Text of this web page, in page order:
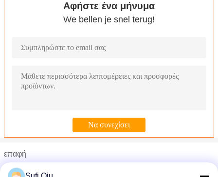
Αφήστε ένα μήνυμα
We bellen je snel terug!
επαφή
Mrs. Sufi